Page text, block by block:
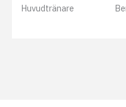
Huvudtränare